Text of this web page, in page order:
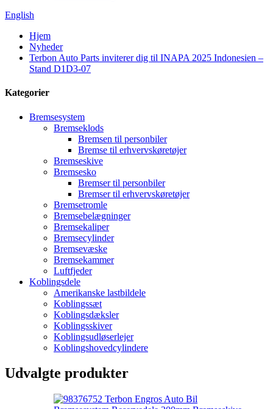
English
Hjem
Nyheder
Terbon Auto Parts inviterer dig til INAPA 2025 Indonesien –
Stand D1D3-07
Kategorier
Bremsesystem
Bremseklods
Bremsen til personbiler
Bremse til erhvervskøretøjer
Bremseskive
Bremsesko
Bremser til personbiler
Bremser til erhvervskøretøjer
Bremsetromle
Bremsebelægninger
Bremsekaliper
Bremsecylinder
Bremsevæske
Bremsekammer
Luftfjeder
Koblingsdele
Amerikanske lastbildele
Koblingssæt
Koblingsdæksler
Koblingsskiver
Koblingsudløserlejer
Koblingshovedcylindere
Udvalgte produkter